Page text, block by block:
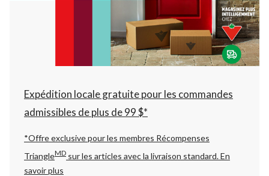
AB,
Ouvert,
Fermeture
à
22:00
changer
Expédition locale gratuite pour les commandes
admissibles de plus de 99 $*
*Offre exclusive pour les membres Récompenses
TriangleMD sur les articles avec la livraison standard.En
savoir plus